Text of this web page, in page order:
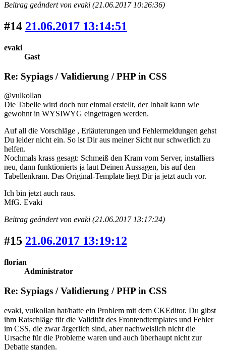
Beitrag geändert von evaki (21.06.2017 10:26:36)
#14 21.06.2017 13:14:51
evaki
Gast
Re: Sypiags / Validierung / PHP in CSS
@vulkollan
Die Tabelle wird doch nur einmal erstellt, der Inhalt kann wie
gewohnt in WYSIWYG eingetragen werden.
Auf all die Vorschläge , Erläuterungen und Fehlermeldungen gehst
Du leider nicht ein. So ist Dir aus meiner Sicht nur schwerlich zu
helfen.
Nochmals krass gesagt: Schmeiß den Kram vom Server, installiers
neu, dann funktionierts ja laut Deinen Aussagen, bis auf den
Tabellenkram. Das Original-Template liegt Dir ja jetzt auch vor.
Ich bin jetzt auch raus.
MfG. Evaki
Beitrag geändert von evaki (21.06.2017 13:17:24)
#15 21.06.2017 13:19:12
florian
Administrator
Re: Sypiags / Validierung / PHP in CSS
evaki, vulkollan hat/hatte ein Problem mit dem CKEditor. Du gibst
ihm Ratschläge für die Validität des Frontendtemplates und Fehler
im CSS, die zwar ärgerlich sind, aber nachweislich nicht die
Ursache für die Probleme waren und auch überhaupt nicht zur
Debatte standen.